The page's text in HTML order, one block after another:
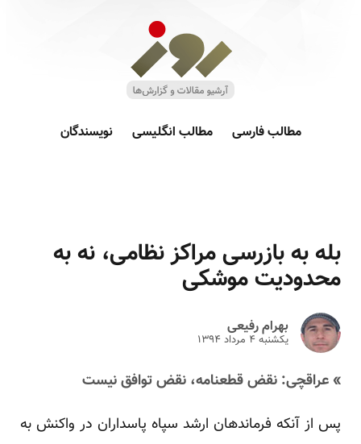
مطالب فارسی مطالب انگلیسی نویسندگان
بله به بازرسی مراکز نظامی، نه به
محدودیت موشکی
بهرام رفیعی
یکشنبه ۴ مرداد ۱۳۹۴
» عراقچی: نقض قطعنامه، نقض توافق نیست
پس از آنکه فرماندهان ارشد سپاه پاسداران در واکنش به